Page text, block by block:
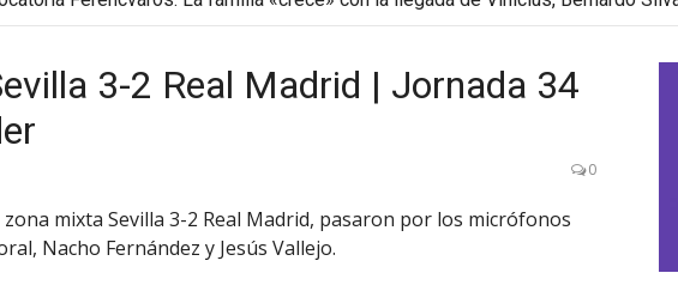
3-2 Real Madrid | Jornada 34
0
mixta Sevilla 3-2 Real Madrid, pasaron por los micrófonos
Nacho Fernández y Jesús Vallejo.